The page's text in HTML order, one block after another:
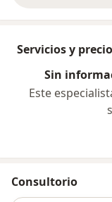
Servicios y
Sin
Este
Consultorio